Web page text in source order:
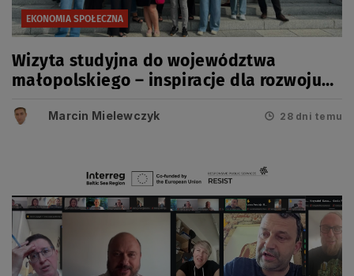
EKONOMIA SPOŁECZNA
Wizyta studyjna do województwa
małopolskiego – inspiracje dla rozwoju
Marcin Mielewczyk 28 dni temu